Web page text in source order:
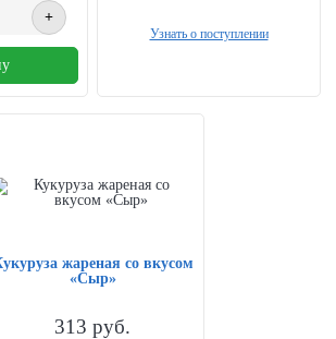
+
Узнать о поступлении
жареная со вкусом
«Сыр»
313 руб.